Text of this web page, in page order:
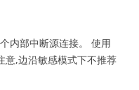
内部中断源连接。 使用
意,边沿敏感模式下不推荐